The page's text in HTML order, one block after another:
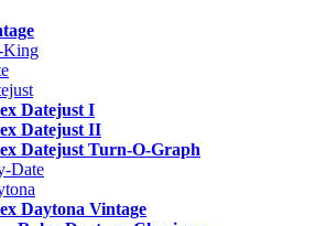
King
Datejust I
Datejust II
Datejust Turn-O-Graph
Date
Daytona Vintage